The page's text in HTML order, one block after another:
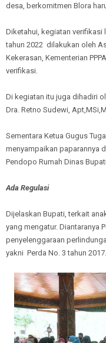
desa, berkomitmen Blora
Diketahui, kegiatan
tahun 2022 dilakukan oleh
Kekerasan, Kementerian
verifikasi.
Di kegiatan itu juga dihadiri
Dra. Retno Sudewi,
Sementara Ketua Gugus
menyampaikan paparannya
Pendopo Rumah Dinas
Ada Regulasi
Dijelaskan Bupati, terkait
yang mengatur. Diantaranya
penyelenggaraan
yakni Perda No. 3 tahun 2017.